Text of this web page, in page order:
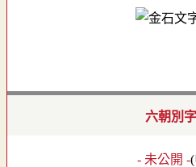
六朝別
- 未公開 -(